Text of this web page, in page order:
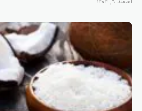
اسفند ۹, ۱۴۰۴